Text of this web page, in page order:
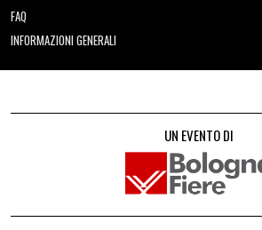
FAQ
INFORMAZIONI GENERALI
UN EVENTO DI